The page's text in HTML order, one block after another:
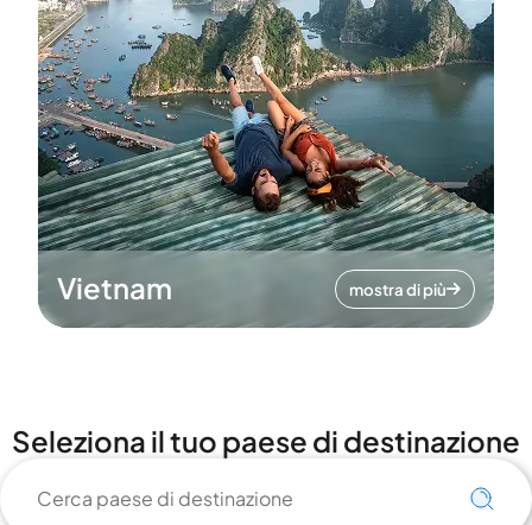
Vietnam mostra di più
Seleziona il tuo paese di destinazione